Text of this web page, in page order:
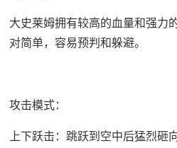
大史莱姆拥有较高的血量和强力
对简单，容易预判和躲避。
攻击模式：
上下跃击：跳跃到空中后猛烈砸